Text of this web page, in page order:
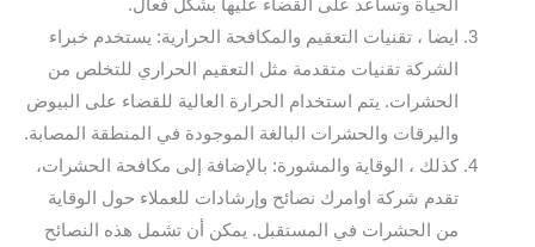
الحياة وتساعد على القضاء عليها بشكل فعال.
ايضا ، تقنيات التعقيم والمكافحة الحرارية: يستخدم خبراء
الشركة تقنيات متقدمة مثل التعقيم الحراري للتخلص من
الحشرات. يتم استخدام الحرارة العالية للقضاء على البيوض
واليرقات والحشرات البالغة الموجودة في المنطقة المصابة.
كذلك ، الوقاية والمشورة: بالإضافة إلى مكافحة الحشرات،
تقدم شركة اوامرك نصائح وإرشادات للعملاء حول الوقاية
من الحشرات في المستقبل. يمكن أن تشمل هذه النصائح